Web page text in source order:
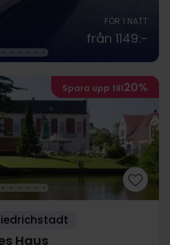
FÖR 1 NATT
från 1149:-
Spara upp till20%
Haus